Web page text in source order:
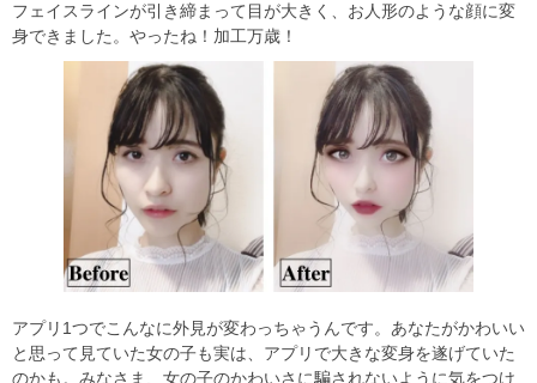
フェイスラインが引き締まって目が大きく、お人形のような顔に変
身できました。やったね！加工万歳！
アプリ1つでこんなに外見が変わっちゃうんです。あなたがかわいい
と思って見ていた女の子も実は、アプリで大きな変身を遂げていた
のかも。みなさま、女の子のかわいさに騙されないように気をつけ